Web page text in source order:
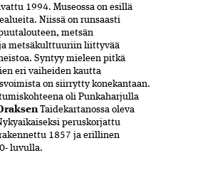
1994. Museossa on esillä
Niissä on runsaasti
metsän
metsäkulttuuriin liittyvää
Syntyy mieleen pitkä
eri vaiheiden kautta
on siirrytty konekantaan.
oli Punkaharjulla
Taidekartanossa oleva
peruskorjattu
1857 ja erillinen
luvulla.